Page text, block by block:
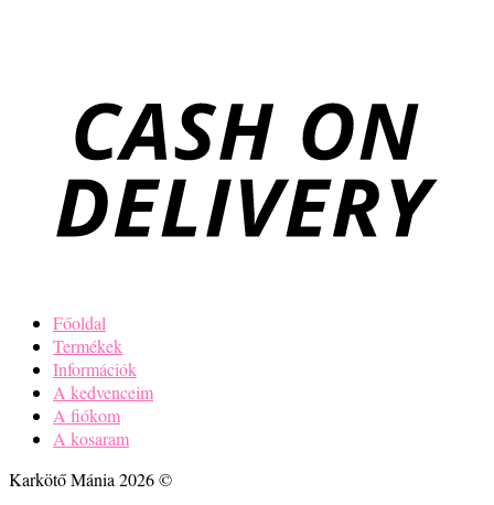
Főoldal
Termékek
Információk
A kedvenceim
A fiókom
A kosaram
Karkötő Mánia 2026 ©